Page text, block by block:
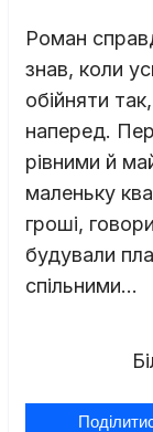
Роман
знав, коли
обійняти
наперед.
рівними й
маленьку
гроші,
будували
спільними…